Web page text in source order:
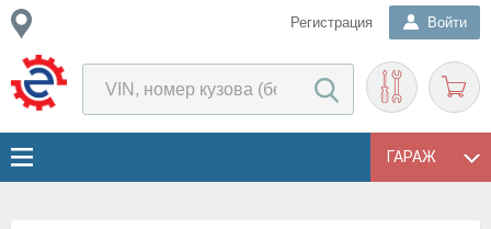
Регистрация Войти
ГАРАЖ